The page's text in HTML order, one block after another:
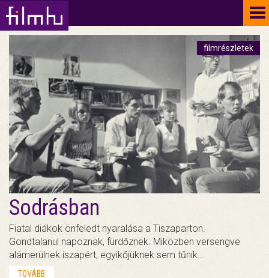
filmrészletek
Sodrásban
Fiatal diákok önfeledt nyaralása a Tiszaparton.
Gondtalanul napoznak, fürdőznek. Miközben versengve
alámerülnek iszapért, egyikőjüknek sem tűnik…
TOVÁBB